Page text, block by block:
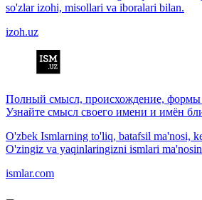
so'zlar izohi, misollari va iboralari bilan.
izoh.uz
Полный смысл, происхождение, формы
Узнайте смысл своего имени и имён
O'zbek Ismlarning to'liq, batafsil ma'nosi,
O'zingiz va yaqinlaringizni ismlari
ismlar.com